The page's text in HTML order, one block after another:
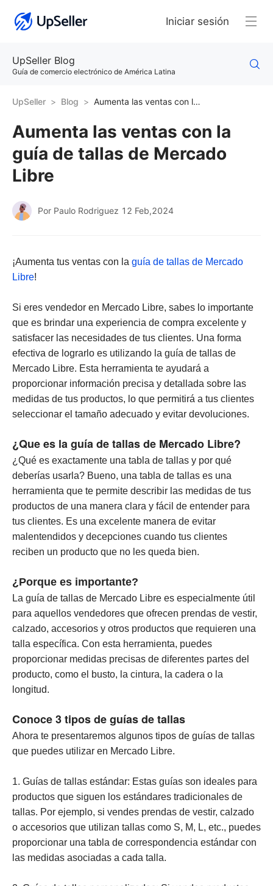
Iniciar sesión
UpSeller Blog
Guía de comercio electrónico de América Latina
UpSeller Blog Aumenta las ventas con la guía de tallas de Mercado Libre
Aumenta las ventas con la
guía de tallas de Mercado
Libre
Por Paulo Rodriguez 12 Feb,2024
¡Aumenta tus ventas con la guía de tallas de Mercado
Libre!
Si eres vendedor en Mercado Libre, sabes lo importante
que es brindar una experiencia de compra excelente y
satisfacer las necesidades de tus clientes. Una forma
efectiva de lograrlo es utilizando la guía de tallas de
Mercado Libre. Esta herramienta te ayudará a
proporcionar información precisa y detallada sobre las
medidas de tus productos, lo que permitirá a tus clientes
seleccionar el tamaño adecuado y evitar devoluciones.
¿Que es la guía de tallas de Mercado Libre?
¿Qué es exactamente una tabla de tallas y por qué
deberías usarla? Bueno, una tabla de tallas es una
herramienta que te permite describir las medidas de tus
productos de una manera clara y fácil de entender para
tus clientes. Es una excelente manera de evitar
malentendidos y decepciones cuando tus clientes
reciben un producto que no les queda bien.
¿Porque es importante?
La guía de tallas de Mercado Libre es especialmente útil
para aquellos vendedores que ofrecen prendas de vestir,
calzado, accesorios y otros productos que requieren una
talla específica. Con esta herramienta, puedes
proporcionar medidas precisas de diferentes partes del
producto, como el busto, la cintura, la cadera o la
longitud.
Conoce 3 tipos de guías de tallas
Ahora te presentaremos algunos tipos de guías de tallas
que puedes utilizar en Mercado Libre.
1. Guías de tallas estándar: Estas guías son ideales para
productos que siguen los estándares tradicionales de
tallas. Por ejemplo, si vendes prendas de vestir, calzado
o accesorios que utilizan tallas como S, M, L, etc., puedes
proporcionar una tabla de correspondencia estándar con
las medidas asociadas a cada talla.